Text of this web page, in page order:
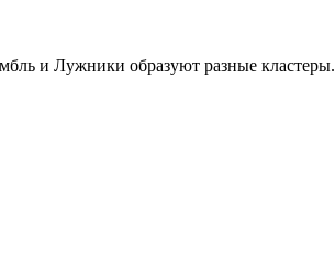
и Лужники образуют разные кластеры.